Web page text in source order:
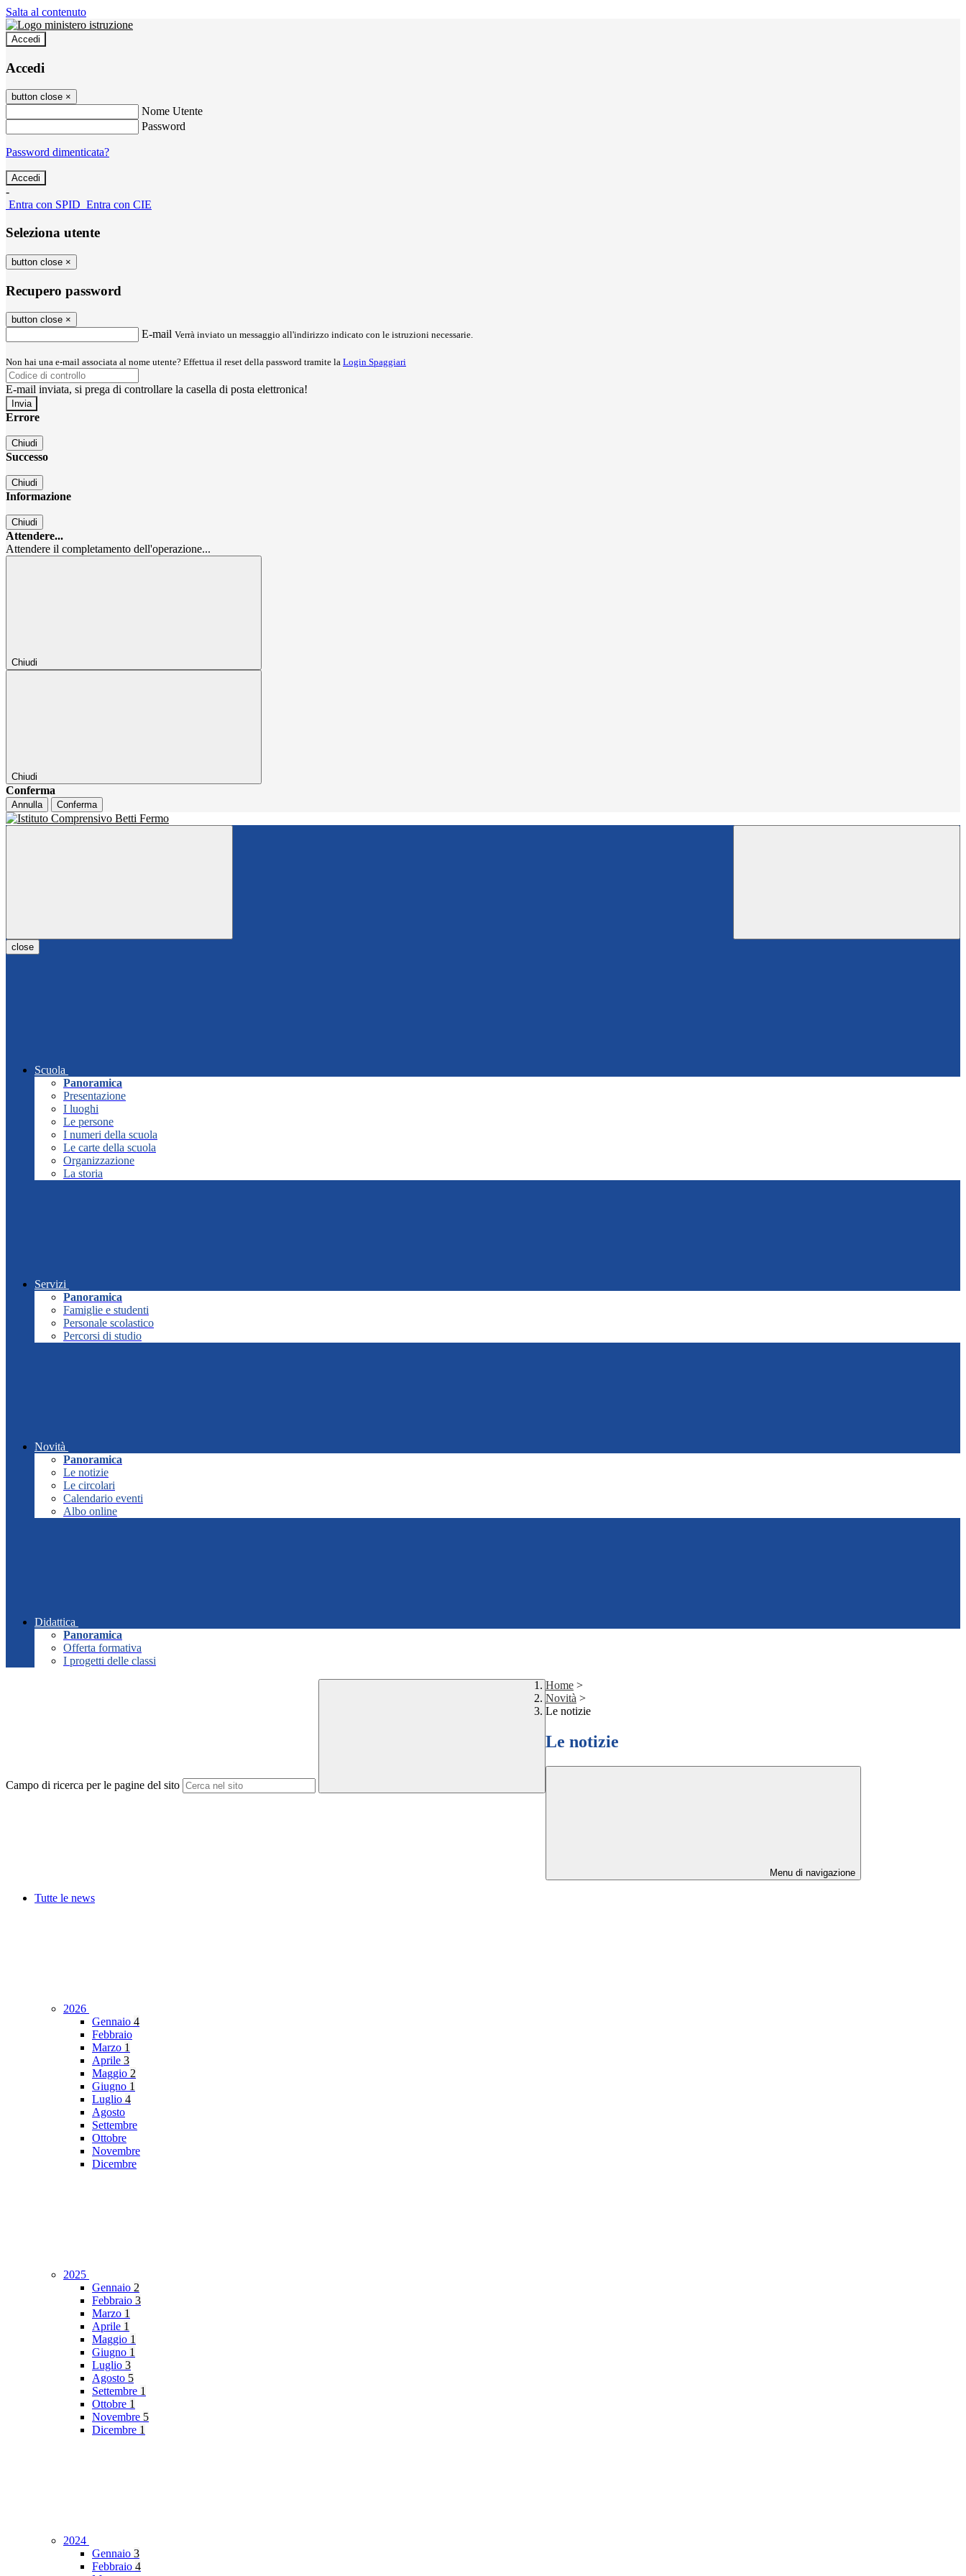
Salta al contenuto
Accedi
Accedi
button close ×
Nome Utente
Password
Password dimenticata?
-
Entra con SPID Entra con CIE
Seleziona utente
button close ×
Recupero password
button close ×
E-mail Verrà inviato un messaggio all'indirizzo indicato con le istruzioni necessarie.
Non hai una e-mail associata al nome utente? Effettua il reset della password tramite la Login Spaggiari
E-mail inviata, si prega di controllare la casella di posta elettronica!
Errore
Chiudi
Successo
Chiudi
Informazione
Chiudi
Attendere...
Attendere il completamento dell'operazione...
Chiudi
Chiudi
Conferma
Annulla Conferma
close
Scuola
Panoramica
Presentazione
I luoghi
Le persone
I numeri della scuola
Le carte della scuola
Organizzazione
La storia
Servizi
Panoramica
Famiglie e studenti
Personale scolastico
Percorsi di studio
Novità
Panoramica
Le notizie
Le circolari
Calendario eventi
Albo online
Didattica
Panoramica
Offerta formativa
I progetti delle classi
Campo di ricerca per le pagine del sito
Home >
Novità >
Le notizie
Le notizie
Menu di navigazione
Tutte le news
2026
Gennaio 4
Febbraio
Marzo 1
Aprile 3
Maggio 2
Giugno 1
Luglio 4
Agosto
Settembre
Ottobre
Novembre
Dicembre
2025
Gennaio 2
Febbraio 3
Marzo 1
Aprile 1
Maggio 1
Giugno 1
Luglio 3
Agosto 5
Settembre 1
Ottobre 1
Novembre 5
Dicembre 1
2024
Gennaio 3
Febbraio 4